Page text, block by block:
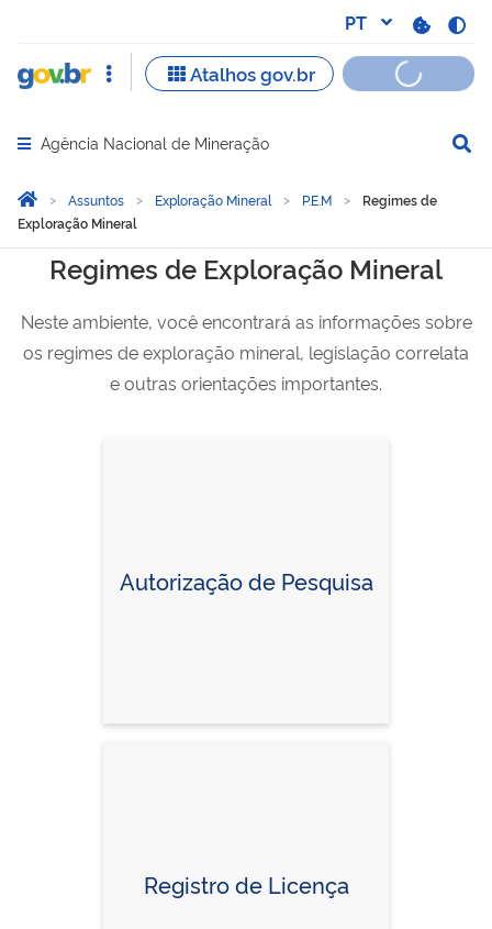
Abrir menu principal de navegação
Agência Nacional de Mineração
Você está aqui:
Página Inicial
Assuntos Exploração Mineral P.E.M
Regimes de
Exploração Mineral
Regimes de Exploração
Regimes de Exploração Mineral
Neste ambiente, você encontrará as informações sobre
os regimes de exploração mineral, legislação correlata
e outras orientações importantes.
Autorização de Pesquisa
Registro de Licença